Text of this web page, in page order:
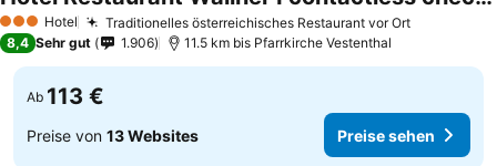
3 SterneHotel Traditionelles österreichisches Restaurant vor Ort
8,4 Sehr gut 1.906 11.5 km bis Pfarrkirche Vestenthal
Ab 113 €
Preise von 13 Websites Preise sehen